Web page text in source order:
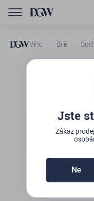
Víno Bílé
GTIN/
K
Jste
Zákaz
Ne